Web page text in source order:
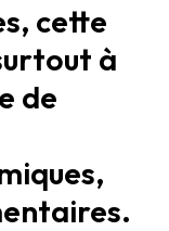
cette
à
de